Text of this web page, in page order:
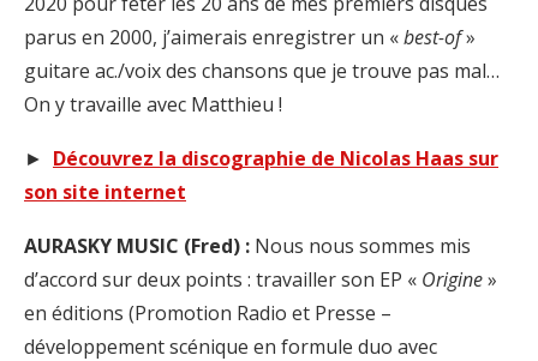
parus en 2000, j’aimerais enregistrer un «best-of»
guitare ac./voix des chansons que je trouve pas mal…
On y travaille avec Matthieu !
► Découvrez la discographie de Nicolas Haas sur
son site internet
AURASKY MUSIC (Fred) : Nous nous sommes mis
d’accord sur deux points : travailler son EP « Origine»
en éditions (Promotion Radio et Presse –
développement scénique en formule duo avec